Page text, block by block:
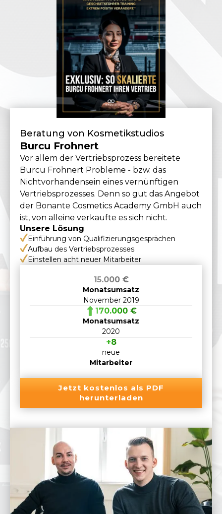
Beratung von Kosmetikstudios
Burcu Frohnert
Vor allem der Vertriebsprozess bereitete
Burcu Frohnert Probleme - bzw. das
Nichtvorhandensein eines vernünftigen
Vertriebsprozesses. Denn so gut das Angebot
der Bonante Cosmetics Academy GmbH auch
ist, von alleine verkaufte es sich nicht.
Unsere Lösung
Einführung von Qualifizierungsgesprächen
Aufbau des Vertriebsprozesses
Einstellen acht neuer Mitarbeiter
15.000 €
Monatsumsatz
November 2019
170.000 €
Monatsumsatz
2020
+8
neue
Mitarbeiter
Jetzt kostenlos als PDF
herunterladen